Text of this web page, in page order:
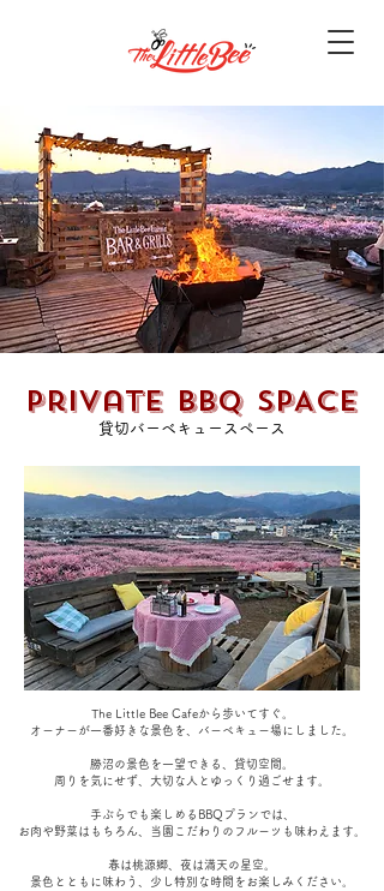
Private BBQ SPACE
貸切バーベキュースペース
The Little Bee Cafeから歩いてすぐ。
オーナーが一番好きな景色を、バーベキュー場にしました。
勝沼の景色を一望できる、貸切空間。
周りを気にせず、大切な人とゆっくり過ごせます。
手ぶらでも楽しめるBBQプランでは、
お肉や野菜はもちろん、当園こだわりのフルーツも味わえます。
春は桃源郷、夜は満天の星空。
景色とともに味わう、少し特別な時間をお楽しみください。